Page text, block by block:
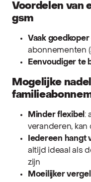
Voordelen van
gsm
Vaak goedkoper
abonnementen
Eenvoudiger te
Mogelijke
Minder flexibel:
veranderen,
Iedereen hangt
altijd ideaal als
zijn
Moeilijker